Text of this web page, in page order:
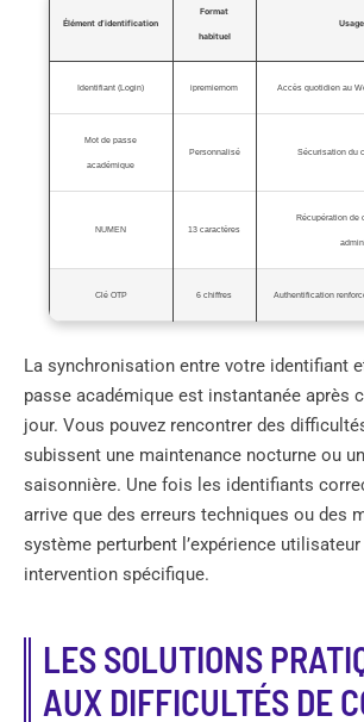
Élément d’identification
Format
habituel
Identifiant (Login) ipremiernom Accès quotidien au
Mot de passe
académique
Personnalisé Sécurisation du
NUMEN 13 caractères
Récupération de
Clé OTP 6 chiffres Authentification
La synchronisation entre votre identifiant
passe académique est instantanée après
jour. Vous pouvez rencontrer des
subissent une maintenance nocturne ou
saisonnière. Une fois les identifiants
arrive que des erreurs techniques ou des
système perturbent l’expérience
intervention spécifique.
LES SOLUTIONS
AUX DIFFICULTÉS DE